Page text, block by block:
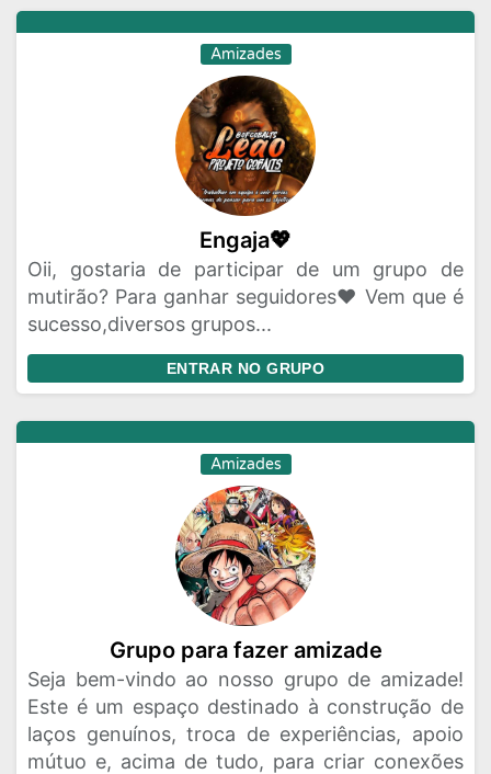
Amizades
Engaja💖
Oii, gostaria de participar de um grupo de
mutirão? Para ganhar seguidores❤️ Vem que é
sucesso,diversos grupos...
ENTRAR NO GRUPO
Amizades
Grupo para fazer amizade
Seja bem-vindo ao nosso grupo de amizade!
Este é um espaço destinado à construção de
laços genuínos, troca de experiências, apoio
mútuo e, acima de tudo, para criar conexões